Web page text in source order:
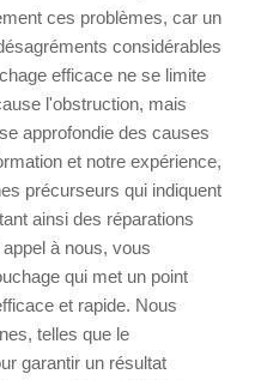
ces problèmes, car un
considérables
efficace ne se limite
l'obstruction, mais
approfondie des causes
et notre expérience,
précurseurs qui indiquent
ainsi des réparations
à nous, vous
qui met un point
et rapide. Nous
telles que le
garantir un résultat